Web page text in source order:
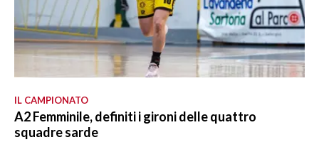
IL CAMPIONATO
A2 Femminile, definiti i gironi delle quattro
squadre sarde